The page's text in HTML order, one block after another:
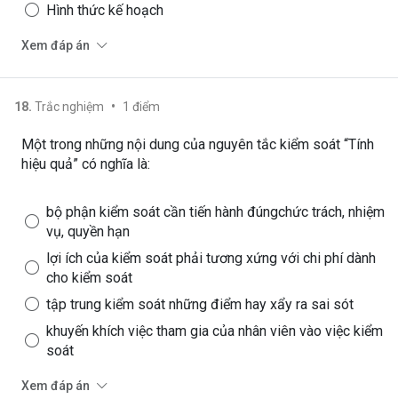
Hình thức kế hoạch
Xem đáp án
18. Trắc nghiệm • 1 điểm
Một trong những nội dung của nguyên tắc kiểm soát “Tính
hiệu quả” có nghĩa là:
bộ phận kiểm soát cần tiến hành đúngchức trách, nhiệm
vụ, quyền hạn
lợi ích của kiểm soát phải tương xứng với chi phí dành
cho kiểm soát
tập trung kiểm soát những điểm hay xẩy ra sai sót
khuyến khích việc tham gia của nhân viên vào việc kiểm
soát
Xem đáp án